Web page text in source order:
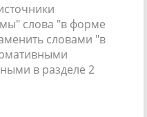
слова "в форме
словами "в
в разделе 2